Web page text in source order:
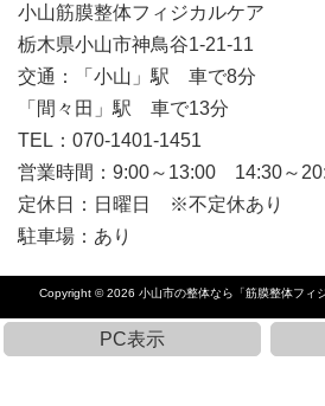
小山筋膜整体フィジカルケア
栃木県小山市神鳥谷1-21-11
交通：「小山」駅 車で8分
「間々田」駅 車で13分
TEL：070-1401-1451
営業時間：9:00～13:00 14:30～
定休日：日曜日 ※不定休あり
駐車場：あり
Copyright © 2026 小山市の整体なら「筋膜整体フィ
PC表示